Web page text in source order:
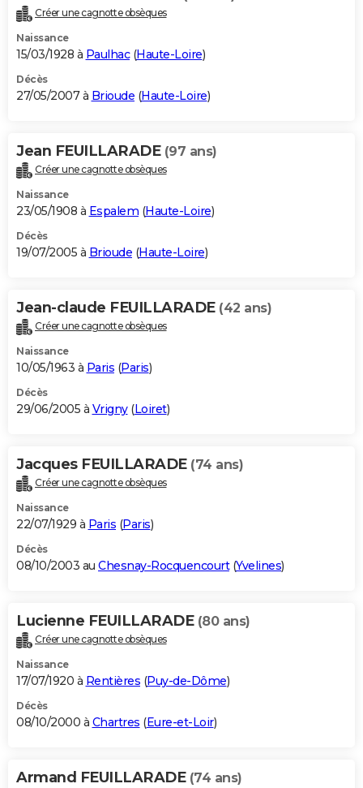
Créer une cagnotte obsèques
Naissance
15/03/1928 à Paulhac(Haute-Loire)
Décès
27/05/2007 à Brioude (Haute-Loire)
Jean FEUILLARADE (97 ans)
Créer une cagnotte obsèques
Naissance
23/05/1908 à Espalem (Haute-Loire)
Décès
19/07/2005 à Brioude (Haute-Loire)
Jean-claude FEUILLARADE (42 ans)
Créer une cagnotte obsèques
Naissance
10/05/1963 à Paris (Paris)
Décès
29/06/2005 à Vrigny(Loiret)
Jacques FEUILLARADE (74 ans)
Créer une cagnotte obsèques
Naissance
22/07/1929 à Paris (Paris)
Décès
08/10/2003 au Chesnay-Rocquencourt(Yvelines)
Lucienne FEUILLARADE (80 ans)
Créer une cagnotte obsèques
Naissance
17/07/1920 à Rentières (Puy-de-Dôme)
Décès
08/10/2000 à Chartres (Eure-et-Loir)
Armand FEUILLARADE (74 ans)